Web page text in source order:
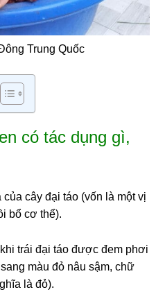
Trung Quốc
có tác dụng gì,
cây đại táo (vốn là một vị
bổ cơ thể).
trái đại táo được đem phơi
màu đỏ nâu sậm, chữ
là đỏ).